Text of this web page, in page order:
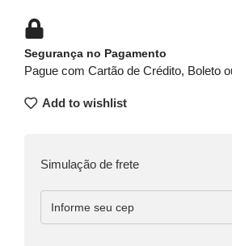
Segurança no Pagamento
Pague com Cartão de Crédito, Boleto
Add to wishlist
Simulação de frete